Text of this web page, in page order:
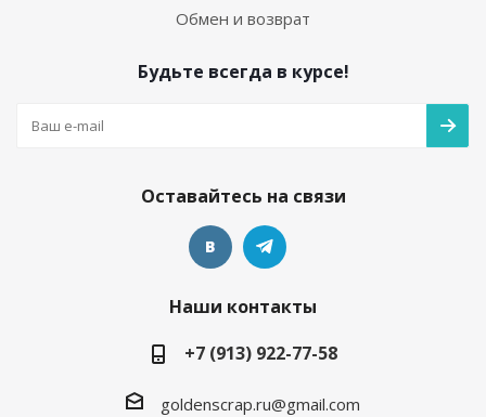
Обмен и возврат
Будьте всегда в курсе!
Оставайтесь на связи
Наши контакты
+7 (913) 922-77-58
goldenscrap.ru@gmail.com